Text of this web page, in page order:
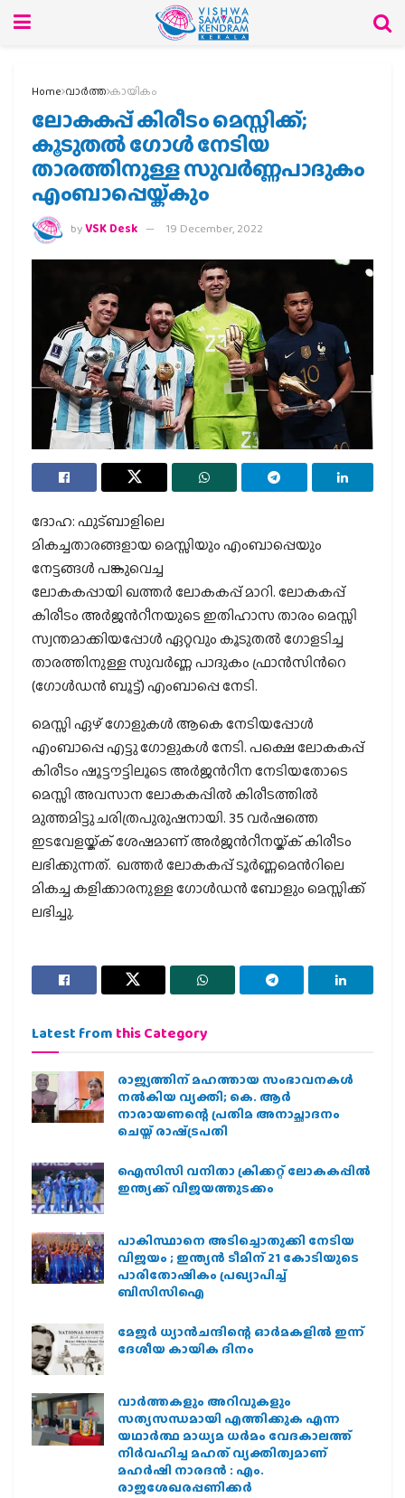
Home വാര്‍ത്ത കായികം
ലോകകപ്പ്‍ കിരീടം മെസ്സി‍ക്ക്;
കൂടുതല്‍ ഗോള്‍ നേടിയ
താരത്തിനുള്ള സുവര്‍ണ്ണപാദുക‍ം
എംബാപ്പെ‍‍യ്ക്കും
byVSK Desk 19 December, 2022
ദോഹ: ഫുട്ബാളിലെ
മികച്ചതാരങ്ങളായ മെസ്സിയുംഎംബാപ്പെയും
നേട്ടങ്ങള്‍ പങ്കുവെച്ച
ലോകകപ്പായിഖത്തര്‍ ലോകകപ്പ് മാറി. ലോകകപ്പ്
കിരീടം അര്‍ജന്‍റീനയുടെ ഇതിഹാസ താരം മെസ്സി
സ്വന്തമാക്കിയപ്പോള്‍ ഏറ്റവും കൂടുതല്‍ ഗോളടിച്ച
താരത്തിനുള്ള സുവര്‍ണ്ണ പാദുകം ഫ്രാന്‍സിന്‍റെ
(ഗോള്‍ഡന്‍ ബൂട്ട്) എംബാപ്പെ നേടി.
മെസ്സി ഏഴ് ഗോളുകള്‍ ആകെ നേടിയപ്പോള്‍
എംബാപ്പെ എട്ടു ഗോളുകള്‍ നേടി. പക്ഷെ ലോകകപ്പ്
കിരീടം ഷൂട്ടൗട്ടിലൂടെ അര്‍ജന്‍റീന നേടിയതോടെ
മെസ്സി അവസാന ലോകകപ്പില്‍ കിരീടത്തില്‍
മുത്തമിട്ടു ചരിത്രപുരുഷനായി. 35 വര്‍ഷത്തെ
ഇടവേളയ്ക്ക് ശേഷമാണ് അര്‍ജന്‍റീനയ്ക്ക് കിരീടം
ലഭിക്കുന്നത്. ഖത്തര്‍ ലോകകപ്പ് ടൂര്‍ണ്ണമെന്‍റിലെ
മികച്ച കളിക്കാരനുള്ള ഗോള്‍ഡന്‍ ബോളും മെസ്സിക്ക്
ലഭിച്ചു.
Latest from this Category
രാജ്യത്തിന് മഹത്തായ സംഭാവനകൾ
നൽകിയ വ്യക്തി; കെ. ആർ
നാരായണന്റെ പ്രതിമ അനാച്ഛാദനം
ചെയ്ത് രാഷ്‌ട്രപതി
ഐസിസി വനിതാ ക്രിക്കറ്റ് ലോകകപ്പില്‍
ഇന്ത്യക്ക് വിജയത്തുടക്കം
പാകിസ്ഥാനെ അടിച്ചൊതുക്കി നേടിയ
വിജയം ; ഇന്ത്യൻ ടീമിന് 21 കോടിയുടെ
പാരിതോഷികം പ്രഖ്യാപിച്ച്
ബിസിസിഐ
മേജർ ധ്യാൻചന്ദിന്റെ ഓർമകളിൽ ഇന്ന്
ദേശീയ കായിക ദിനം
വാർത്തകളും അറിവുകളും
സത്യസന്ധമായി എത്തിക്കുക എന്ന
യഥാർത്ഥ മാധ്യമ ധർമം വേദകാലത്ത്
നിർവഹിച്ച മഹത് വ്യക്തിത്വമാണ്
മഹർഷി നാരദൻ : എം.
രാജശേഖരപ്പണിക്കർ